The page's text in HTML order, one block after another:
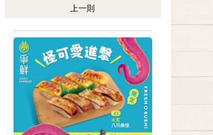
上一則